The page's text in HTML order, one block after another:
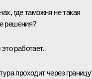
где таможня не такая
решения?
работает.
проходит через